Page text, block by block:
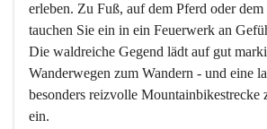
erleben. Zu Fuß, auf dem Pferd oder
tauchen Sie ein in ein Feuerwerk an
Die waldreiche Gegend lädt auf gut
Wanderwegen zum Wandern - und eine
besonders reizvolle Mountainbikestrecke
ein.